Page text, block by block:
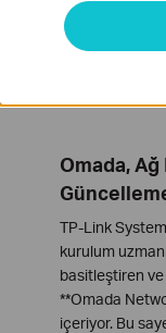
home
Omada,
TP-Link
kurulum
basitleştiren
**Omada
içeriyor. Bu